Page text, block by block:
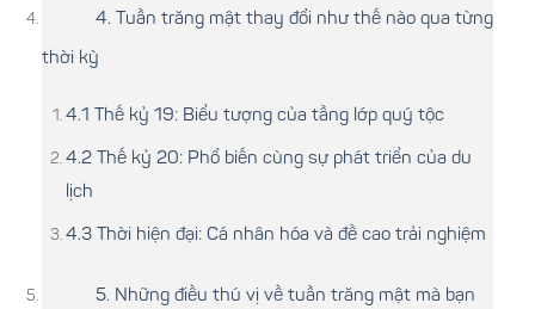
4. Tuần trăng mật thay đổi như thế nào qua từng
thời kỳ
4.1 Thế kỷ 19: Biểu tượng của tầng lớp quý tộc
4.2 Thế kỷ 20: Phổ biến cùng sự phát triển của du
lịch
4.3 Thời hiện đại: Cá nhân hóa và đề cao trải nghiệm
5. Những điều thú vị về tuần trăng mật mà bạn